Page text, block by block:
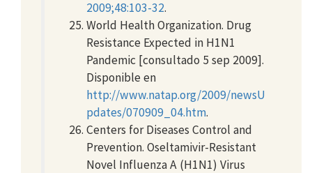
2009;48:103-32.
World Health Organization. Drug
Resistance Expected in H1N1
Pandemic [consultado 5 sep 2009].
Disponible en
http://www.natap.org/2009/newsU
pdates/070909_04.htm.
Centers for Diseases Control and
Prevention. Oseltamivir-Resistant
Novel Influenza A (H1N1) Virus